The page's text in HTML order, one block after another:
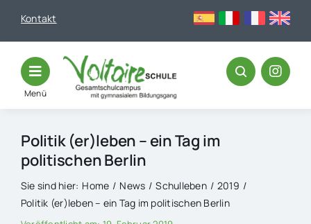
Kontakt
Menü
Politik (er)leben – ein Tag im
politischen Berlin
Sie sind hier: Home News Schulleben
2019
Politik (er)leben – ein Tag im politischen Berlin